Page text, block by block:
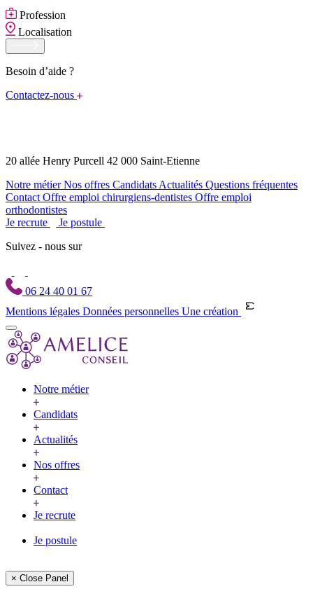
Profession
Localisation
Besoin d’aide ?
Contactez-nous
20 allée Henry Purcell 42 000 Saint-Etienne
Notre métierNos offres Candidats Actualités Questions fréquentes
Contact Offre emploi chirurgiens-dentistes Offre emploi
orthodontistes
Je recrute
Je postule
Suivez - nous sur
06 24 40 01 67
Mentions légales Données personnelles Une création
Notre métier
Candidats
Actualités
Nos offres
Contact
Je recrute
Je postule
× Close Panel